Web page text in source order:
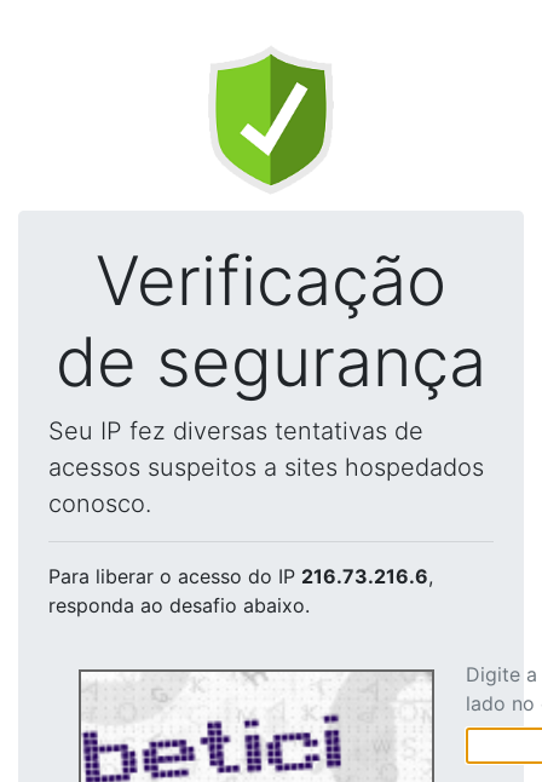
Verificação
de segurança
Seu IP fez diversas tentativas de
acessos suspeitos a sites hospedados
conosco.
Para liberar o acesso do IP 216.73.216.6,
responda ao desafio abaixo.
Digite
lado no